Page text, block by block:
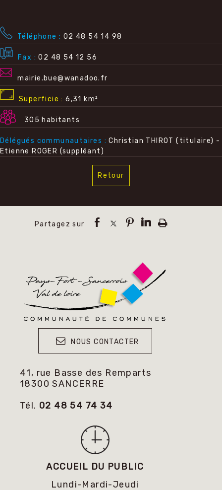
Téléphone 02 48 54 14 98
Fax 02 48 54 12 56
mairie.bue@wanadoo.fr
Superficie 6,31 km²
305 habitants
Délégués communautaires
Christian THIROT (titulaire) -
Etienne ROGER (suppléant)
Retour
NOUS CONTACTER
41, rue Basse des Remparts
18300 SANCERRE
Tél. 02 48 54 74 34
ACCUEIL DU PUBLIC
Lundi-Mardi-Jeudi